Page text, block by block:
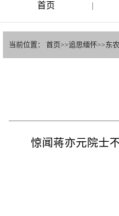
首页 |
当前位置： 首页>>追思缅怀>>东
惊闻蒋亦元院士